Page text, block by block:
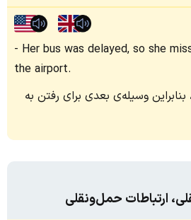
Her bus was delayed, so she
the airport.
وسیله‌ی بعدی برای رفتن به
ارتباطات حمل‌ونقلی